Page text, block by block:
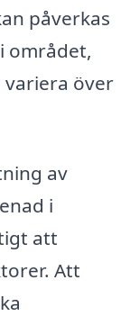
påverkas
området,
över
av
i
att
Att